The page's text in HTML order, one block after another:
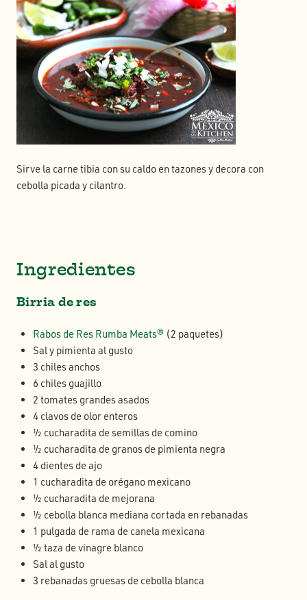
Sirve la carne tibia con su caldo en tazones y decora con
cebolla picada y cilantro.
Ingredientes
Birria de res
Rabos de Res Rumba Meats® (2 paquetes)
Sal y pimienta al gusto
3 chiles anchos
6 chiles guajillo
2 tomates grandes asados
4 clavos de olor enteros
½ cucharadita de semillas de comino
½ cucharadita de granos de pimienta negra
4 dientes de ajo
1 cucharadita de orégano mexicano
½ cucharadita de mejorana
½ cebolla blanca mediana cortada en rebanadas
1 pulgada de rama de canela mexicana
½ taza de vinagre blanco
Sal al gusto
3 rebanadas gruesas de cebolla blanca